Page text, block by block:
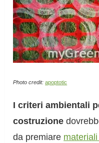
Photo credit: apoptotic
I criteri ambientali
costruzione
da premiare